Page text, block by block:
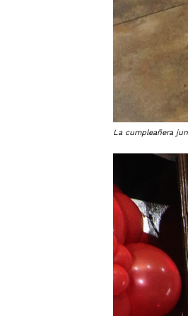
La cumpleañera